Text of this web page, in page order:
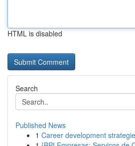
HTML is disabled
Search
Published News
1 Career development